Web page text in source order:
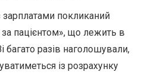
зарплатами покликаний
пацієнтом», що лежить в
разів наголошували,
із розрахунку